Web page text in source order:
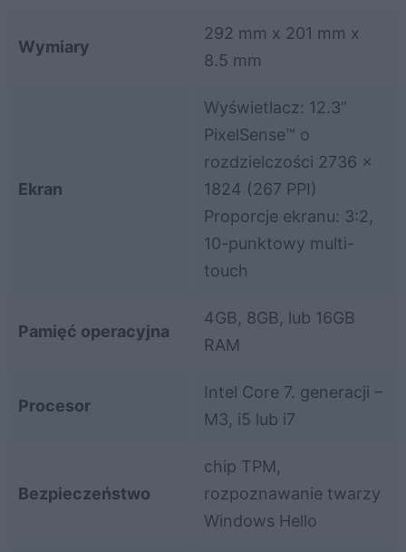
Wymiary
292 mm x 201 mm x
8.5 mm
Ekran
Wyświetlacz: 12.3”
PixelSense™ o
rozdzielczości 2736 x
1824 (267 PPI)
Proporcje ekranu: 3:2,
10-punktowy multi-
touch
Pamięć operacyjna
4GB, 8GB, lub 16GB
RAM
Procesor
Intel Core 7. generacji –
M3, i5 lub i7
Bezpieczeństwo
chip TPM,
rozpoznawanie twarzy
Windows Hello